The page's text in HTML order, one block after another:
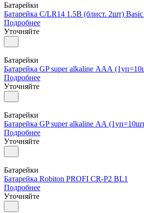
Батарейки
Батарейка С/LR14 1.5В (блист. 2шт)
Подробнее
Уточняйте
Батарейки
Батарейка GP super alkaline ААА
Подробнее
Уточняйте
Батарейки
Батарейка GP super alkaline АА
Подробнее
Уточняйте
Батарейки
Батарейка Robiton PROFI CR-P2 BL1
Подробнее
Уточняйте